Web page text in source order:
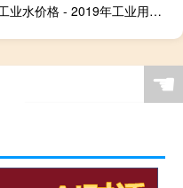
工业水价格 - 2019年工业用水价格
☚